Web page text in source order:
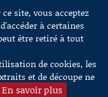
site, vous acceptez
à certaines
être retiré à tout
de cookies, les
et de découpe ne
En savoir plus